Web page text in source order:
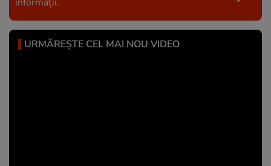
URMĂREȘTE CEL MAI NOU VIDEO